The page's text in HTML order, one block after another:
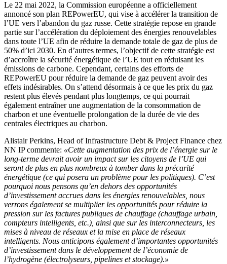
Le 22 mai 2022, la Commission européenne a officiellement
annoncé son plan REPowerEU, qui vise à accélérer la transition de
l’UE vers l’abandon du gaz russe. Cette stratégie repose en grande
partie sur l’accélération du déploiement des énergies renouvelables
dans toute l’UE afin de réduire la demande totale de gaz de plus de
50% d’ici 2030. En d’autres termes, l’objectif de cette stratégie est
d’accroître la sécurité énergétique de l’UE tout en réduisant les
émissions de carbone. Cependant, certains des efforts de
REPowerEU pour réduire la demande de gaz peuvent avoir des
effets indésirables. On s’attend désormais à ce que les prix du gaz
restent plus élevés pendant plus longtemps, ce qui pourrait
également entraîner une augmentation de la consommation de
charbon et une éventuelle prolongation de la durée de vie des
centrales électriques au charbon.
Alistair Perkins, Head of Infrastructure Debt & Project Finance chez
NN IP commente: «Cette augmentation des prix de l’énergie sur le
long-terme devrait avoir un impact sur les citoyens de l’UE qui
seront de plus en plus nombreux à tomber dans la précarité
énergétique (ce qui posera un problème pour les politiques). C’est
pourquoi nous pensons qu’en dehors des opportunités
d’investissement accrues dans les énergies renouvelables, nous
verrons également se multiplier les opportunités pour réduire la
pression sur les factures publiques de chauffage (chauffage urbain,
compteurs intelligents, etc.), ainsi que sur les interconnecteurs, les
mises à niveau de réseaux et la mise en place de réseaux
intelligents. Nous anticipons également d’importantes opportunités
d’investissement dans le développement de l’économie de
l’hydrogène (électrolyseurs, pipelines et stockage).»